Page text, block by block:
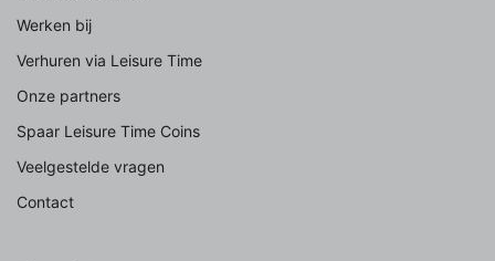
Werken bij
Verhuren via Leisure Time
Onze partners
Spaar Leisure Time Coins
Veelgestelde vragen
Contact